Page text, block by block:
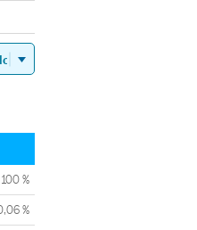
100 %
%